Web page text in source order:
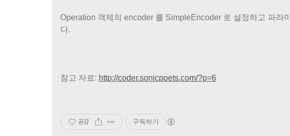
Operation 객체의 encoder 를 SimpleEncoder 로 설정하고 파라
다.
참고 자료: http://coder.sonicpoets.com/?p=6
공감 구독하기